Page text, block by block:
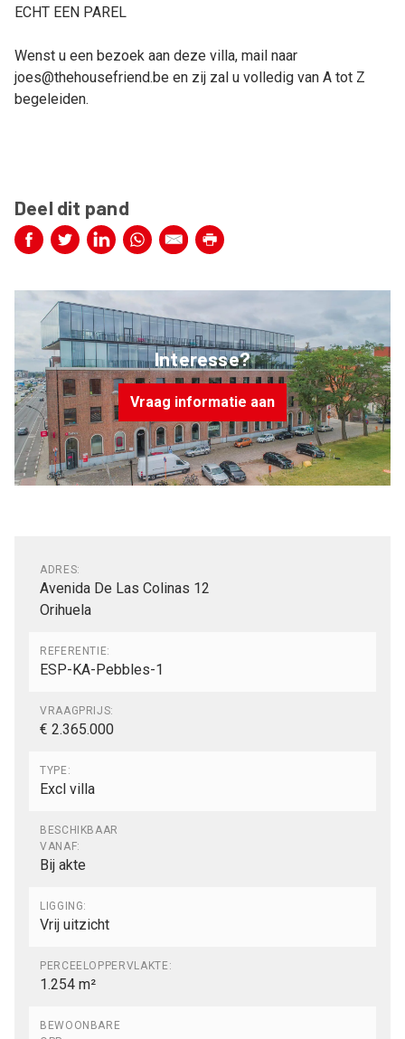
ECHT EEN PAREL
Wenst u een bezoek aan deze villa, mail naar
joes@thehousefriend.be en zij zal u volledig van A tot Z
begeleiden.
Deel dit pand
Interesse?
Vraag informatie aan
Algemeen
ADRES:
Avenida De Las Colinas 12
Orihuela
REFERENTIE:
ESP-KA-Pebbles-1
VRAAGPRIJS:
€ 2.365.000
TYPE:
Excl villa
BESCHIKBAAR
VANAF:
Bij akte
LIGGING:
Vrij uitzicht
PERCEELOPPERVLAKTE:
1.254 m²
BEWOONBARE